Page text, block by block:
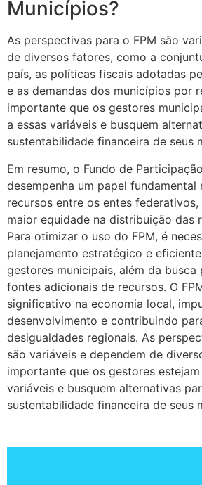
Municípios?
As perspectivas para o FPM são
de diversos fatores, como a
país, as políticas fiscais adotadas
e as demandas dos municípios por
importante que os gestores
a essas variáveis e busquem
sustentabilidade financeira de seus
Em resumo, o Fundo de
desempenha um papel
recursos entre os entes
maior equidade na distribuição das
Para otimizar o uso do FPM, é
planejamento estratégico e
gestores municipais, além da busca
fontes adicionais de recursos. O
significativo na economia local,
desenvolvimento e contribuindo
desigualdades regionais. As
são variáveis e dependem de
importante que os gestores
variáveis e busquem alternativas
sustentabilidade financeira de seus